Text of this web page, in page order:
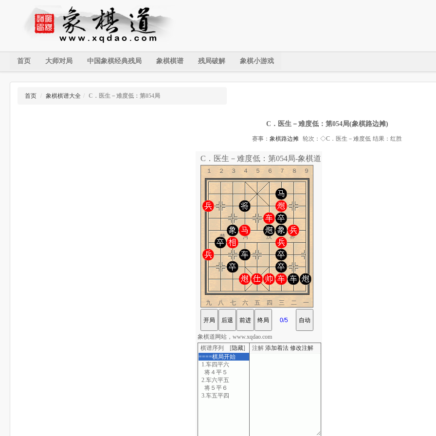
首页 大师对局 中国象棋经典残局 象棋棋谱 残局破解 象棋小游戏
首页 / 象棋棋谱大全 / C．医生－难度低：第054局
C．医生－难度低：第054局(象棋路边摊)
赛事： 象棋路边摊 轮次：◇C．医生－难度低 结果：红胜
C．医生－难度低：第054局-象棋道
１２３４５６７８９
楚 河 汉 界
九八七六五四三二一
棋谱序列 [隐藏]
====棋局开始
1.车四平六
将４平５
2.车六平五
将５平６
3.车五平四
注解 添加着法 修改注解
象棋道网站，www.xqdao.com